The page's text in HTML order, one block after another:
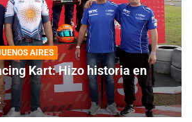
AIRES
Kart: Hizo historia en